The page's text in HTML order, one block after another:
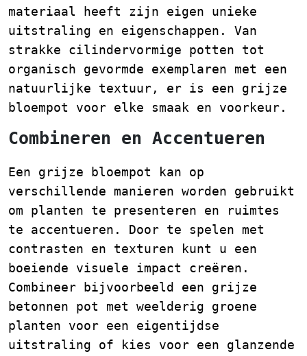
materiaal heeft zijn eigen unieke
uitstraling en eigenschappen. Van
strakke cilindervormige potten tot
organisch gevormde exemplaren met een
natuurlijke textuur, er is een grijze
bloempot voor elke smaak en voorkeur.
Combineren en Accentueren
Een grijze bloempot kan op
verschillende manieren worden gebruikt
om planten te presenteren en ruimtes
te accentueren. Door te spelen met
contrasten en texturen kunt u een
boeiende visuele impact creëren.
Combineer bijvoorbeeld een grijze
betonnen pot met weelderig groene
planten voor een eigentijdse
uitstraling of kies voor een glanzende